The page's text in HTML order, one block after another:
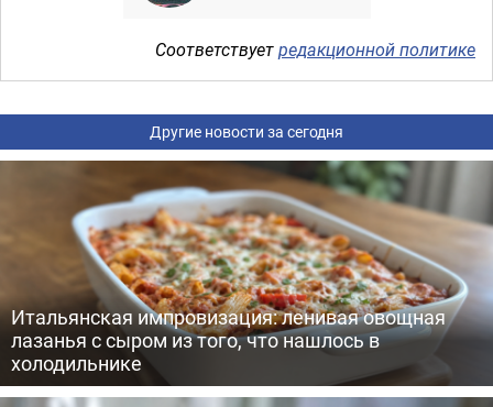
Соответствуетредакционной политике
Другие новости за сегодня
Итальянская импровизация: ленивая овощная
лазанья с сыром из того, что нашлось в
холодильнике